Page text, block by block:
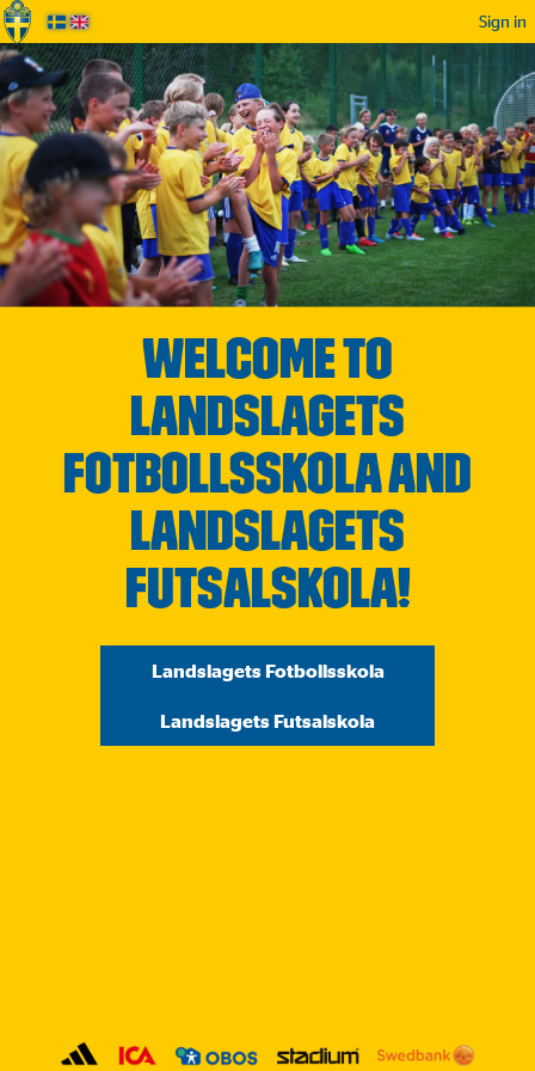
Sign in
Welcome to
Landslagets
Fotbollsskola and
Landslagets
Futsalskola!
Landslagets Fotbollsskola
Landslagets Futsalskola